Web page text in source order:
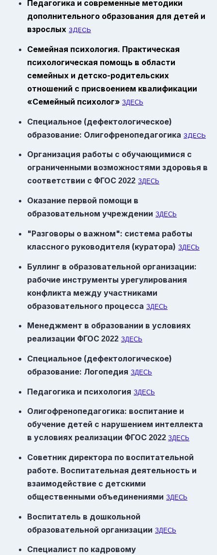
Педагогика и современные методики
дополнительного образования для детей и
взрослых ЗДЕСЬ
Семейная психология. Практическая
психологическая помощь в области
семейных и детско-родительских
отношений с присвоением квалификации
«Семейный психолог» ЗДЕСЬ
Специальное (дефектологическое)
образование: Олигофренопедагогика ЗДЕСЬ
Организация работы с обучающимися с
ограниченными возможностями здоровья в
соответствии с ФГОС 2022 ЗДЕСЬ
Оказание первой помощи в
образовательном учреждении ЗДЕСЬ
"Разговоры о важном": система работы
классного руководителя (куратора) ЗДЕСЬ
Буллинг в образовательной организации:
рабочие инструменты урегулирования
конфликта между участниками
образовательного процесса ЗДЕСЬ
Менеджмент в образовании в условиях
реализации ФГОС 2022 ЗДЕСЬ
Специальное (дефектологическое)
образование: Логопедия ЗДЕСЬ
Педагогика и психология ЗДЕСЬ
Олигофренопедагогика: воспитание и
обучение детей с нарушением интеллекта
в условиях реализации ФГОС 2022 ЗДЕСЬ
Советник директора по воспитательной
работе. Воспитательная деятельность и
взаимодействие с детскими
общественными объединениями ЗДЕСЬ
Воспитатель в дошкольной
образовательной организации ЗДЕСЬ
Специалист по кадровому